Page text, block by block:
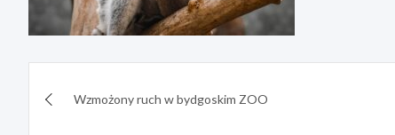
wpisuWzmożony ruch w bydgoskim ZOO